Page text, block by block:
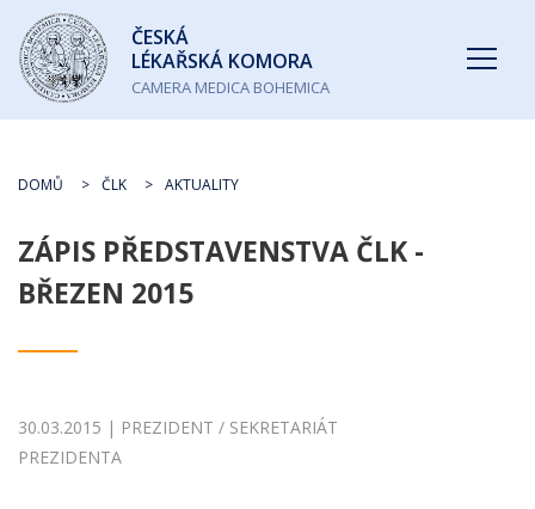
Česká
lékařská
komora
ČESKÁ
LÉKAŘSKÁ KOMORA
CAMERA MEDICA BOHEMICA
DOMŮ ČLK AKTUALITY
ZÁPIS PŘEDSTAVENSTVA ČLK -
BŘEZEN 2015
30.03.2015 | PREZIDENT / SEKRETARIÁT
PREZIDENTA